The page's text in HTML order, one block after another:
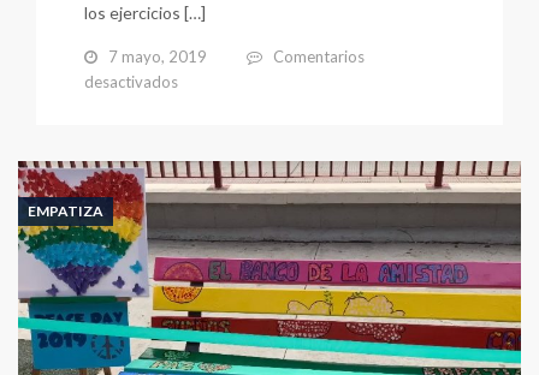
los ejercicios […]
7 mayo, 2019
Comentarios
desactivados
Claustro
y
el
Aula
EMPATIZA